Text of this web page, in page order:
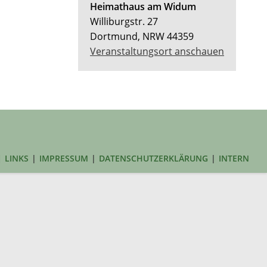
Heimathaus am Widum
Williburgstr. 27
Dortmund, NRW44359
Veranstaltungsort anschauen
LINKS IMPRESSUM DATENSCHUTZERKLÄRUNG INTERN